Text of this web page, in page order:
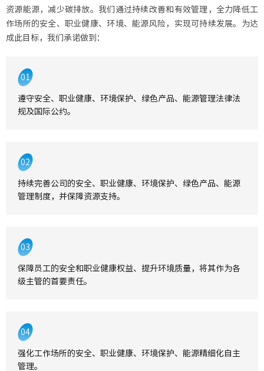
资源能源，减少碳排放。我们通过持续改善和有效管理，全力降低工
作场所的安全、职业健康、环境、能源风险，实现可持续发展。为达
成此目标，我们承诺做到：
01
遵守安全、职业健康、环境保护、绿色产品、能源管理法律法
规及国际公约。
02
持续完善公司的安全、职业健康、环境保护、绿色产品、能源
管理制度，并保障资源支持。
03
保障员工的安全和职业健康权益、提升环境质量，将其作为各
级主管的首要责任。
04
强化工作场所的安全、职业健康、环境保护、能源精细化自主
管理。